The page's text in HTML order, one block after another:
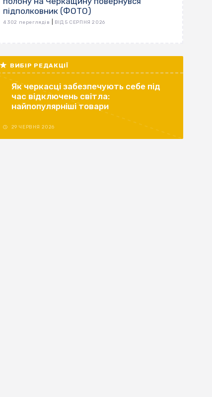
підполковник (ФОТО)
4 302 переглядів ВІД 5 СЕРПНЯ 2026
ВИБІР РЕДАКЦІЇ
Як черкасці забезпечують себе під
час відключень світла:
найпопулярніші товари
29 ЧЕРВНЯ 2026